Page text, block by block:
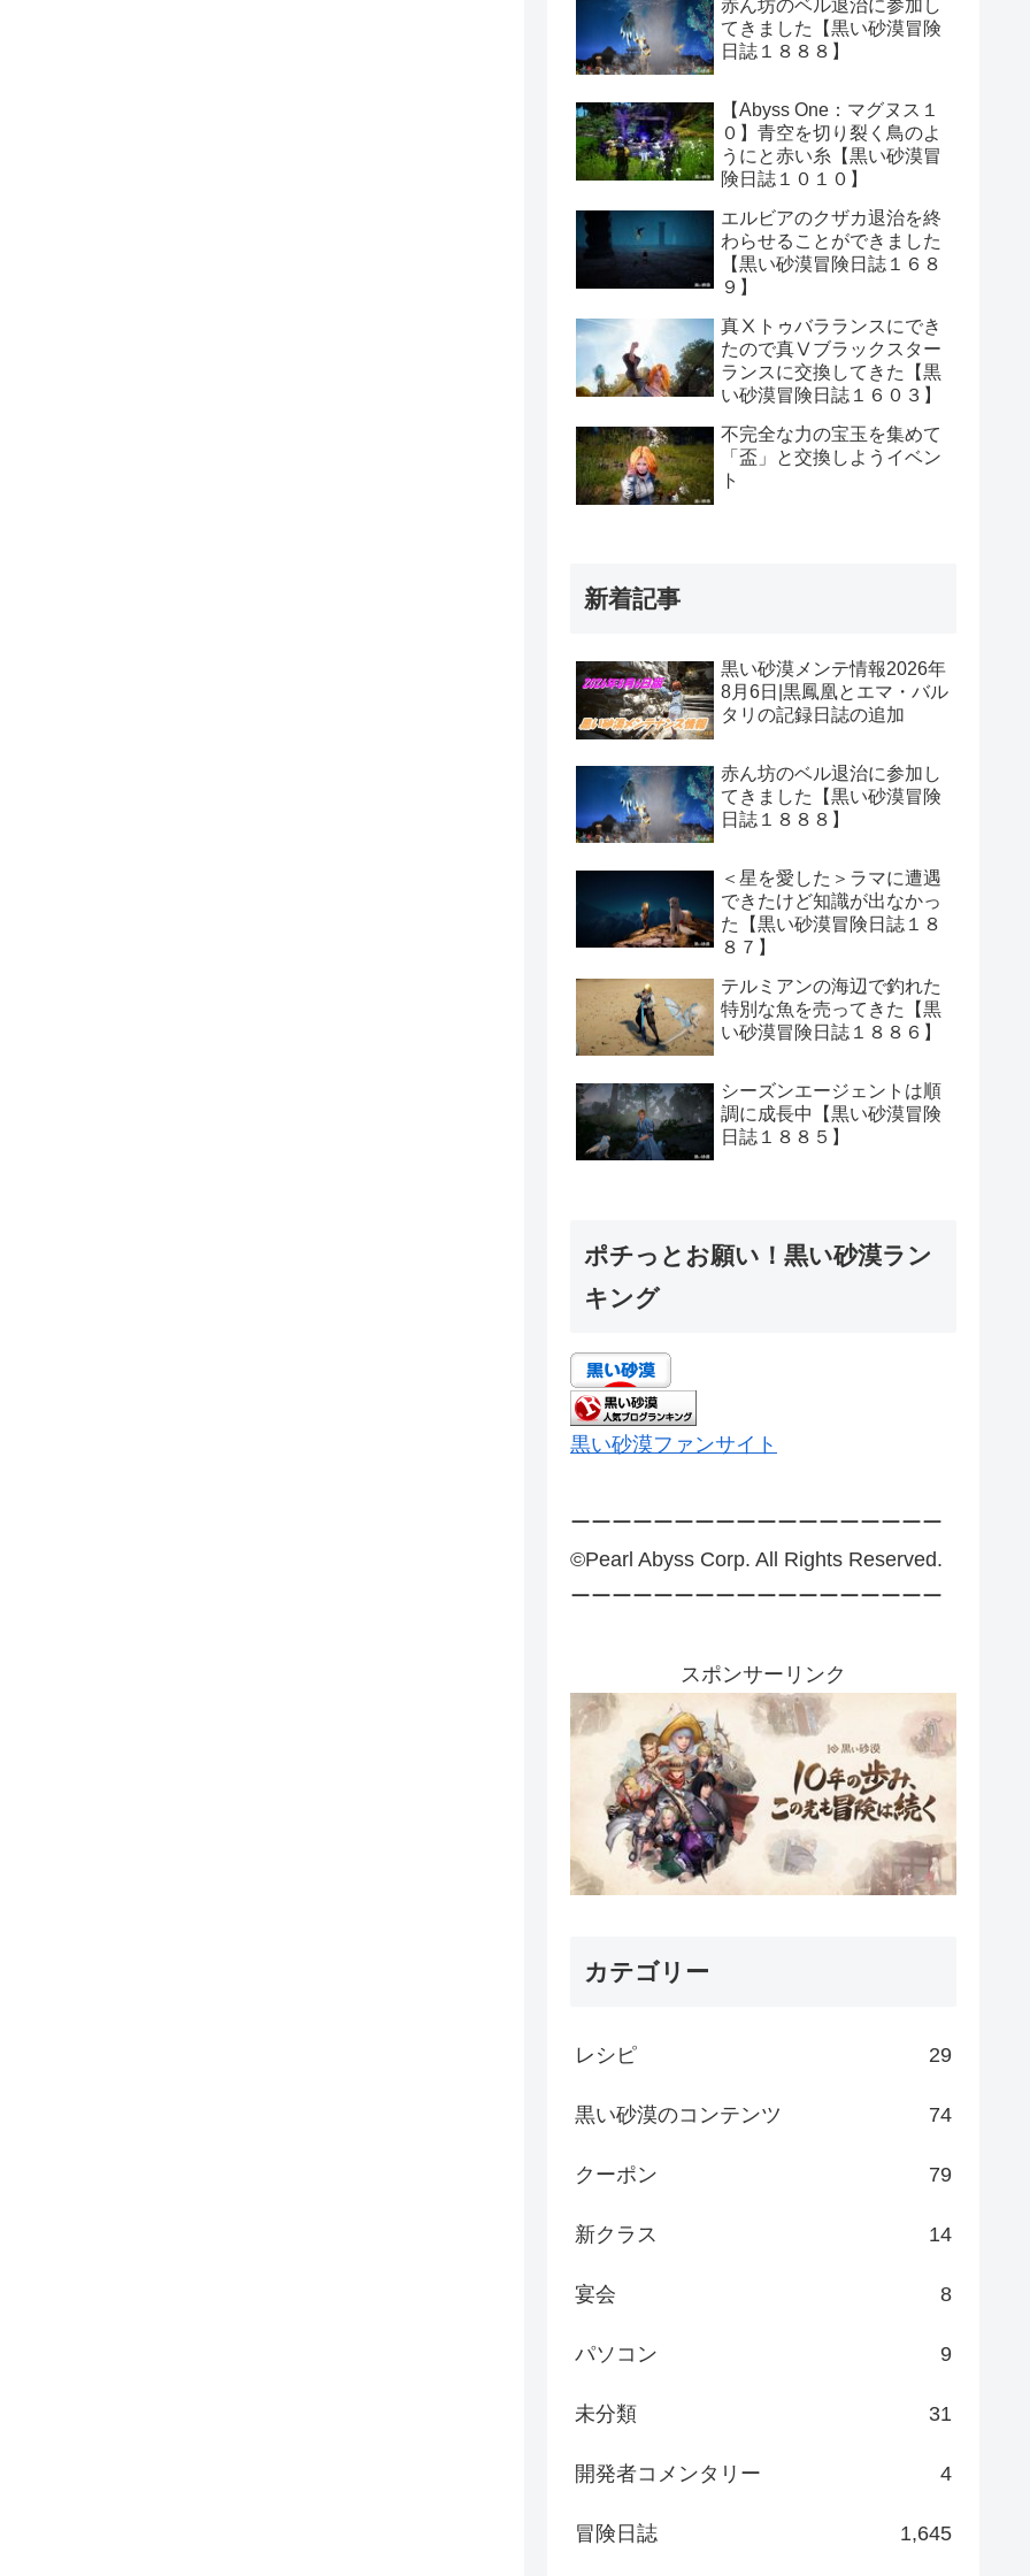
赤ん坊のベル退治に参加し
てきました【黒い砂漠冒険
日誌１８８８】
【Abyss One：マグヌス１
０】青空を切り裂く鳥のよ
うにと赤い糸【黒い砂漠冒
険日誌１０１０】
エルビアのクザカ退治を終
わらせることができました
【黒い砂漠冒険日誌１６８
９】
真Ⅹトゥバラランスにでき
たので真Ⅴブラックスター
ランスに交換してきた【黒
い砂漠冒険日誌１６０３】
不完全な力の宝玉を集めて
「盃」と交換しようイベン
ト
新着記事
黒い砂漠メンテ情報2026年
8月6日|黒鳳凰とエマ・バル
タリの記録日誌の追加
赤ん坊のベル退治に参加し
てきました【黒い砂漠冒険
日誌１８８８】
＜星を愛した＞ラマに遭遇
できたけど知識が出なかっ
た【黒い砂漠冒険日誌１８
８７】
テルミアンの海辺で釣れた
特別な魚を売ってきた【黒
い砂漠冒険日誌１８８６】
シーズンエージェントは順
調に成長中【黒い砂漠冒険
日誌１８８５】
ポチっとお願い！黒い砂漠ラン
キング
黒い砂漠ファンサイト
ーーーーーーーーーーーーーーーーーー
©Pearl Abyss Corp. All Rights Reserved.
ーーーーーーーーーーーーーーーーーー
スポンサーリンク
カテゴリー
レシピ 29
黒い砂漠のコンテンツ 74
クーポン 79
新クラス 14
宴会 8
パソコン 9
未分類 31
開発者コメンタリー 4
冒険日誌 1,645